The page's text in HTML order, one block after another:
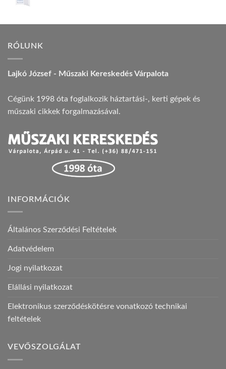
RÓLUNK
Lajkó József - Műszaki Kereskedés Várpalota
Cégünk 1998 óta foglalkozik háztartási-, kerti gépek és
műszaki cikkek forgalmazásával.
INFORMÁCIÓK
Általános Szerződési Feltételek
Adatvédelem
Jogi nyilatkozat
Elállási nyilatkozat
Elektronikus szerződéskötésre vonatkozó technikai
feltételek
VEVŐSZOLGÁLAT